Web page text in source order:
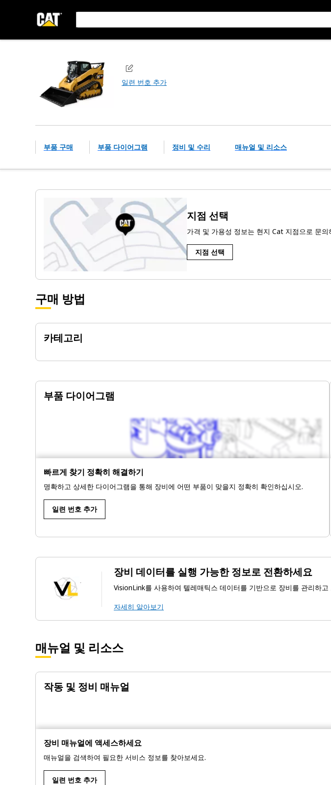
일련 번호 추가
부품 구매 부품 다이어그램 정비 및 수리 매뉴얼 및 리소스
지점 선택
가격 및 가용성 정보는 현지 Cat 지점으로 문의
지점 선택
구매 방법
카테고리
부품 다이어그램
빠르게 찾기 정확히 해결하기
명확하고 상세한 다이어그램을 통해 장비에 어떤 부품이 맞을지 정확히 확인하십시오.
일련 번호 추가
장비 데이터를 실행 가능한 정보로 전환하세요
VisionLink를 사용하여 텔레매틱스 데이터를 기반으로 장비를 관리하
자세히 알아보기
매뉴얼 및 리소스
작동 및 정비 매뉴얼
장비 매뉴얼에 액세스하세요
매뉴얼을 검색하여 필요한 서비스 정보를 찾아보세요.
일련 번호 추가